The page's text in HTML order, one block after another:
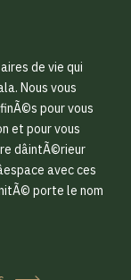
de vie qui
Nous vous
pour vous
et pour vous
dâintÃ©rieur
avec ces
porte le nom